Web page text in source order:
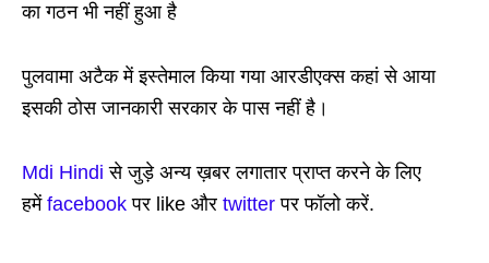
का गठन भी नहीं हुआ है
पुलवामा अटैक में इस्तेमाल किया गया आरडीएक्स कहां से आया
इसकी ठोस जानकारी सरकार के पास नहीं है।
Mdi Hindi से जुड़े अन्य ख़बर लगातार प्राप्त करने के लिए
हमें facebook पर like और twitterपर फॉलो करें.